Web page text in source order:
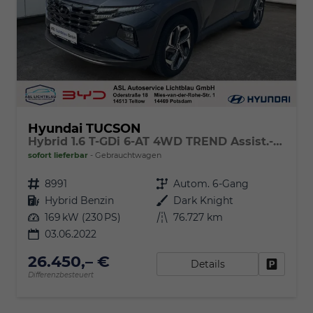
Hyundai TUCSON
Hybrid 1.6 T-GDi 6-AT 4WD TREND Assist.-Paket & el. Heckklappe, KRELL
sofort lieferbar Gebrauchtwagen
Fahrzeugnr. 8991 Getriebe Autom. 6-Gang
Kraftstoff Hybrid Benzin Außenfarbe Dark Knight
Leistung 169 kW (230 PS) Kilometerstand 76.727 km
03.06.2022
26.450,– €
Differenzbesteuert
Details